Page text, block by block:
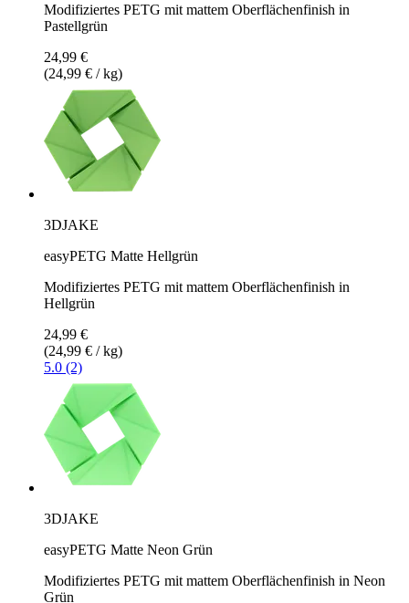
Modifiziertes PETG mit mattem Oberflächenfinish in
Pastellgrün
24,99 €
(24,99 € / kg)
3DJAKE
easyPETG Matte Hellgrün
Modifiziertes PETG mit mattem Oberflächenfinish in
Hellgrün
24,99 €
(24,99 € / kg)
5.0 (2)
3DJAKE
easyPETG Matte Neon Grün
Modifiziertes PETG mit mattem Oberflächenfinish in Neon
Grün